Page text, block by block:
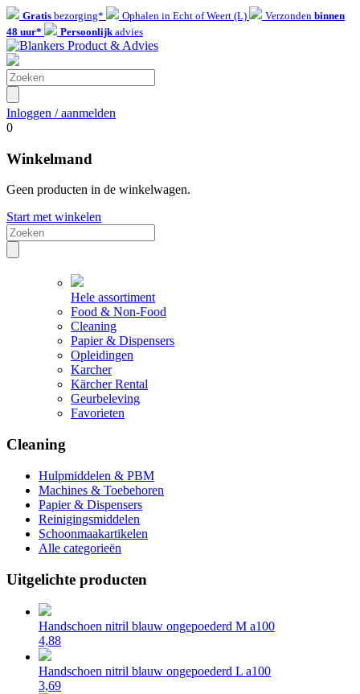
Gratis bezorging* Ophalen in Echt of Weert (L) Verzonden binnen
48 uur*
Persoonlijkadvies
Inloggen / aanmelden
0
Winkelmand
Geen producten in de winkelwagen.
Start met winkelen
Hele assortiment
Food & Non-Food
Cleaning
Papier & Dispensers
Opleidingen
Karcher
Kärcher Rental
Geurbeleving
Favorieten
Cleaning
Hulpmiddelen & PBM
Machines & Toebehoren
Papier & Dispensers
Reinigingsmiddelen
Schoonmaakartikelen
Alle categorieën
Uitgelichte producten
Handschoen nitril blauw ongepoederd M a100
4,88
Handschoen nitril blauw ongepoederd L a100
3,69